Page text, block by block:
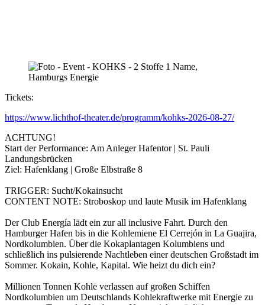
Tickets:
https://www.lichthof-theater.de/programm/kohks-2026-08-27/
ACHTUNG!
Start der Performance: Am Anleger Hafentor | St. Pauli
Landungsbrücken
Ziel: Hafenklang | Große Elbstraße 8
TRIGGER: Sucht/Kokainsucht
CONTENT NOTE: Stroboskop und laute Musik im Hafenklang
Der Club Energía lädt ein zur all inclusive Fahrt. Durch den
Hamburger Hafen bis in die Kohlemiene El Cerrejón in La Guajira,
Nordkolumbien. Über die Kokaplantagen Kolumbiens und
schließlich ins pulsierende Nachtleben einer deutschen Großstadt im
Sommer. Kokain, Kohle, Kapital. Wie heizt du dich ein?
Millionen Tonnen Kohle verlassen auf großen Schiffen
Nordkolumbien um Deutschlands Kohlekraftwerke mit Energie zu